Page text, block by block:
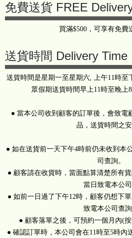
免費送貨 FREE
買滿$500，可享有免費
送貨時間 Delivery Time
送貨時間是星期一至星期六, 上午11時至
眾假期送貨時間早上11時至晚上
● 當本公司收到顧客的訂單後，會致電
品，送貨時間之安
● 如在送貨前一天下午4時前仍未收到本
司查詢。
● 顧客請在收貨時，當面點算清楚所有
當日致電本公司
● 如前一日過了下午12時，顧客仍想下
致電本公司查詢
● 顧客落單之後，可預約一個月內(
● 確認訂單時，本公司會在11時至5時內